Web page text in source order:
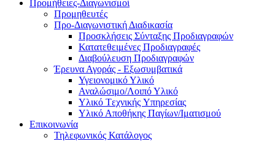
Προμήθειες-Διαγωνισμοί
Προμηθευτές
Προ-Διαγωνιστική Διαδικασία
Προσκλήσεις Σύνταξης Προδιαγραφών
Κατατεθειμένες Προδιαγραφές
Διαβούλευση Προδιαγραφών
Έρευνα Αγοράς - Εξωσυμβατικά
Υγειονομικό Υλικό
Αναλώσιμο/Λοιπό Υλικό
Υλικό Tεχνικής Yπηρεσίας
Υλικό Αποθήκης Παγίων/Ιματισμού
Επικοινωνία
Τηλεφωνικός Κατάλογος